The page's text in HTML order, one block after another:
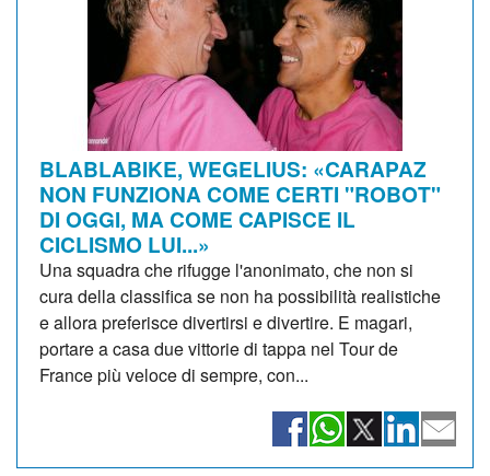
BLABLABIKE, WEGELIUS: «CARAPAZ
NON FUNZIONA COME CERTI "ROBOT"
DI OGGI, MA COME CAPISCE IL
CICLISMO LUI...»
Una squadra che rifugge l'anonimato, che non si
cura della classifica se non ha possibilità realistiche
e allora preferisce divertirsi e divertire. E magari,
portare a casa due vittorie di tappa nel Tour de
France più veloce di sempre, con...